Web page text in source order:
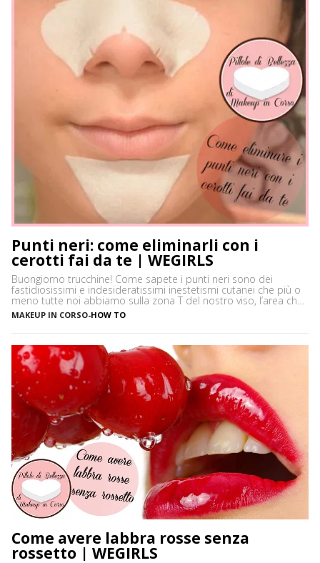
Punti neri: come eliminarli con i
cerotti fai da te | WEGIRLS
Buongiorno trucchine! Come sapete i punti neri sono dei
fastidiosissimi e indesideratissimi inestetismi cutanei che più o
meno tutte noi abbiamo sulla zona T del nostro viso, l’area che
è più spesso vittima di impurità e alterazioni del pH della pelle,
soprattutto se si ha la pelle grassa e non si usano prodotti
MAKEUP IN CORSO-HOW TO
Come avere labbra rosse senza
rossetto | WEGIRLS